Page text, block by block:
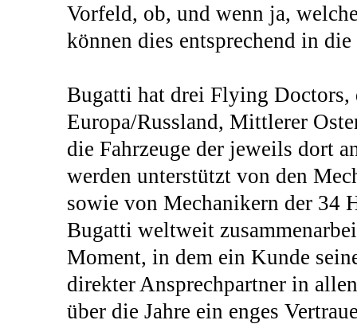
Vorfeld, ob, und wenn ja,
können dies entsprechend in
Bugatti hat drei Flying Doctors,
Europa/Russland, Mittlerer
die Fahrzeuge der jeweils dort
werden unterstützt von den
sowie von Mechanikern der 34
Bugatti weltweit
Moment, in dem ein Kunde
direkter Ansprechpartner in
über die Jahre ein enges